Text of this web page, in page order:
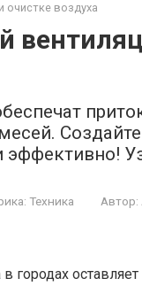
очистке воздуха
Техника Автор:
городах